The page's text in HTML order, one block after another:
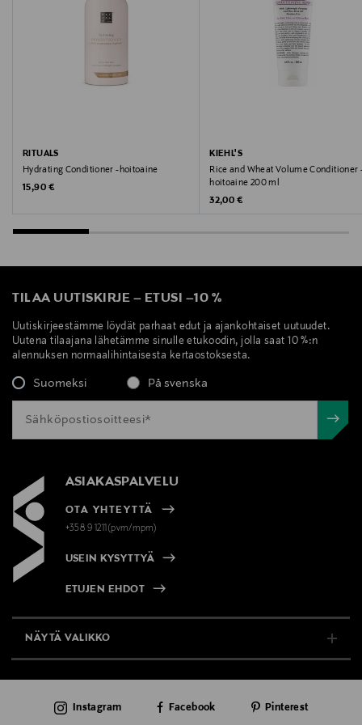
Sirowa Finland Ltd Oy
Digitaalinen osoite
RITUALS
Hydrating Conditioner -hoitoaine
Original Price
15,90 €
KIEHL'S
Rice and Wheat Volume Conditioner
hoitoaine 200 ml
Original Price
32,00 €
TILAA UUTISKIRJE – ETUSI –10 %
Uutiskirjeestämme löydät parhaat edut ja ajankohtaiset uutuudet.
Uutena tilaajana lähetämme sinulle etukoodin, jolla saat 10 %:n
alennuksen normaalihintaisesta kertaostoksesta.
Suomeksi På svenska
ASIAKASPALVELU
OTA YHTEYTTÄ
+358 9 1211(pvm/mpm)
USEIN KYSYTTYÄ
ETUJEN EHDOT
NÄYTÄ VALIKKO
AJANKOHTAISTA
Instagram Facebook Pinterest